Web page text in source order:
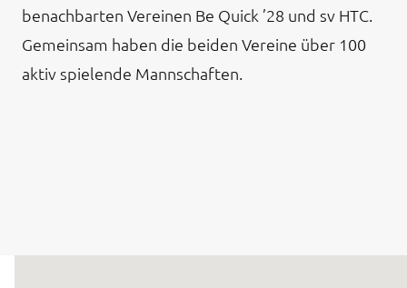
benachbarten Vereinen Be Quick ’28 und sv HTC.
Gemeinsam haben die beiden Vereine über 100
aktiv spielende Mannschaften.